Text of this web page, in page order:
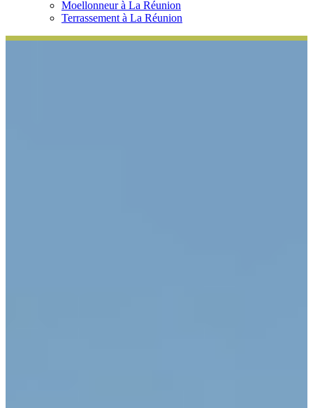
Moellonneur à La Réunion
Terrassement à La Réunion